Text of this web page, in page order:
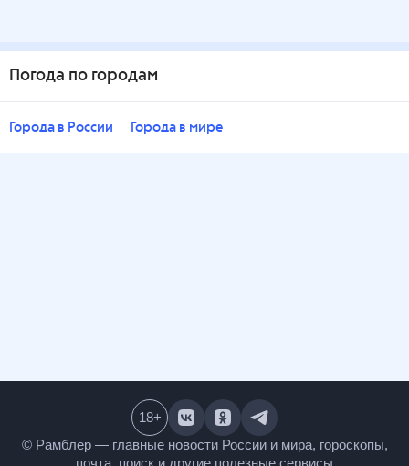
Погода по городам
Города в России Города в мире
© Рамблер — главные новости России и мира,
18+